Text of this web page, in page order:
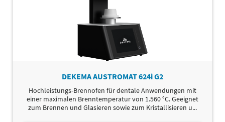
DEKEMA AUSTROMAT 624i G2
Hochleistungs-Brennofen für dentale Anwendungen mit
einer maximalen Brenntemperatur von 1.560 °C. Geeignet
zum Brennen und Glasieren sowie zum Kristallisieren u...